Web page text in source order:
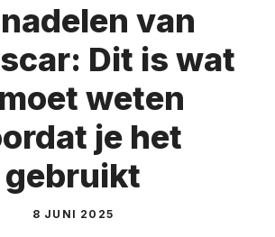
van
Dit is wat
weten
je het
gebruikt
8 JUNI 2025